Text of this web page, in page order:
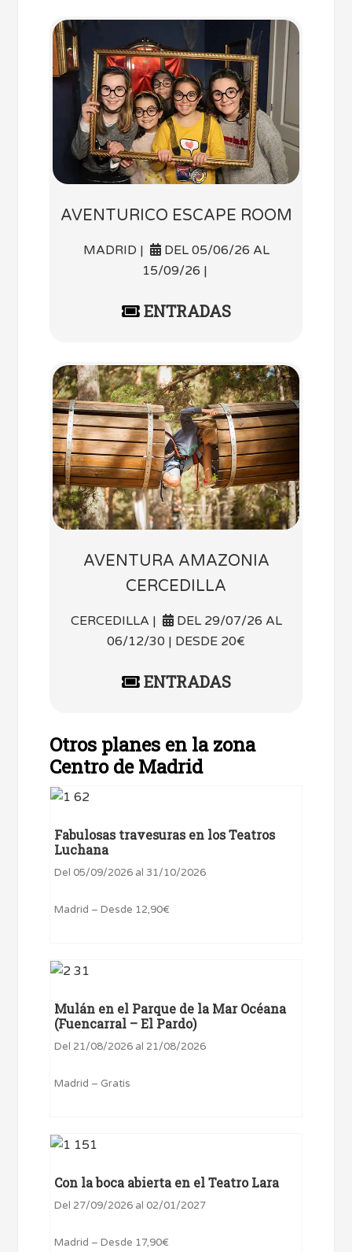
AVENTURICO ESCAPE ROOM
MADRID |
DEL 05/06/26 AL
15/09/26 |
ENTRADAS
AVENTURA AMAZONIA
CERCEDILLA
CERCEDILLA |
DEL 29/07/26 AL
06/12/30 | DESDE 20€
ENTRADAS
Otros planes en la zona
Centro de Madrid
Fabulosas travesuras en los Teatros
Luchana
Del 05/09/2026 al 31/10/2026
Madrid – Desde 12,90€
Mulán en el Parque de la Mar Océana
(Fuencarral – El Pardo)
Del 21/08/2026 al 21/08/2026
Madrid – Gratis
Con la boca abierta en el Teatro Lara
Del 27/09/2026 al 02/01/2027
Madrid – Desde 17,90€